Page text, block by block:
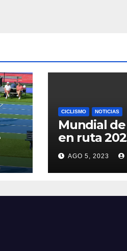
CICLISMO NOTICIAS
Mundial
en ruta
AGO 5, 2023